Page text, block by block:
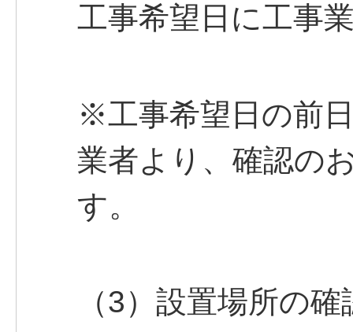
工事希望日に工事
※工事希望日の前
業者より、確認の
す。
（3）設置場所の確